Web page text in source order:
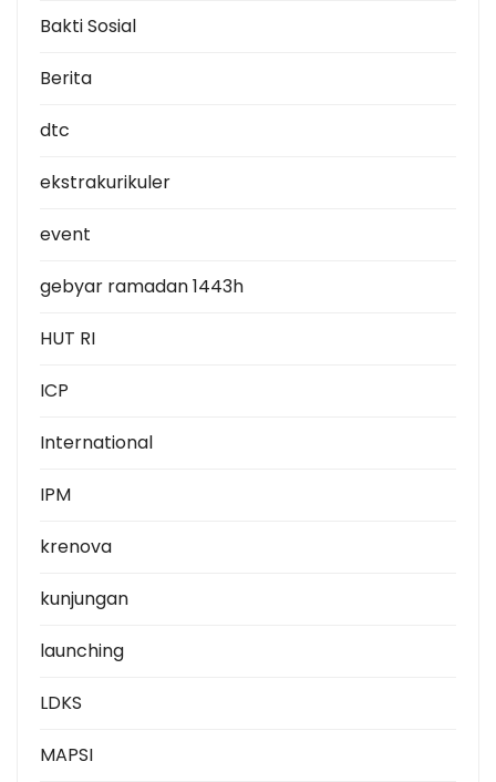
Bakti Sosial
Berita
dtc
ekstrakurikuler
event
gebyar ramadan 1443h
HUT RI
ICP
International
IPM
krenova
kunjungan
launching
LDKS
MAPSI